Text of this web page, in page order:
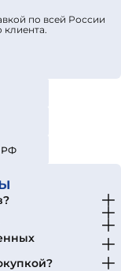
по всей России
РФ